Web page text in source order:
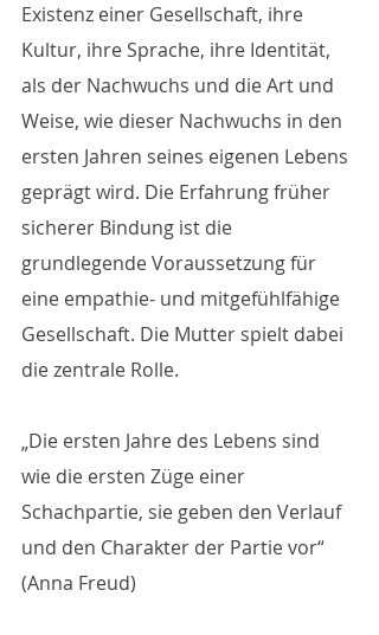
Existenz einer Gesellschaft, ihre
Kultur, ihre Sprache, ihre Identität,
als der Nachwuchs und die Art und
Weise, wie dieser Nachwuchs in den
ersten Jahren seines eigenen Lebens
geprägt wird. Die Erfahrung früher
sicherer Bindung ist die
grundlegende Voraussetzung für
eine empathie- und mitgefühlfähige
Gesellschaft. Die Mutter spielt dabei
die zentrale Rolle.
„Die ersten Jahre des Lebens sind
wie die ersten Züge einer
Schachpartie, sie geben den Verlauf
und den Charakter der Partie vor“
(Anna Freud)